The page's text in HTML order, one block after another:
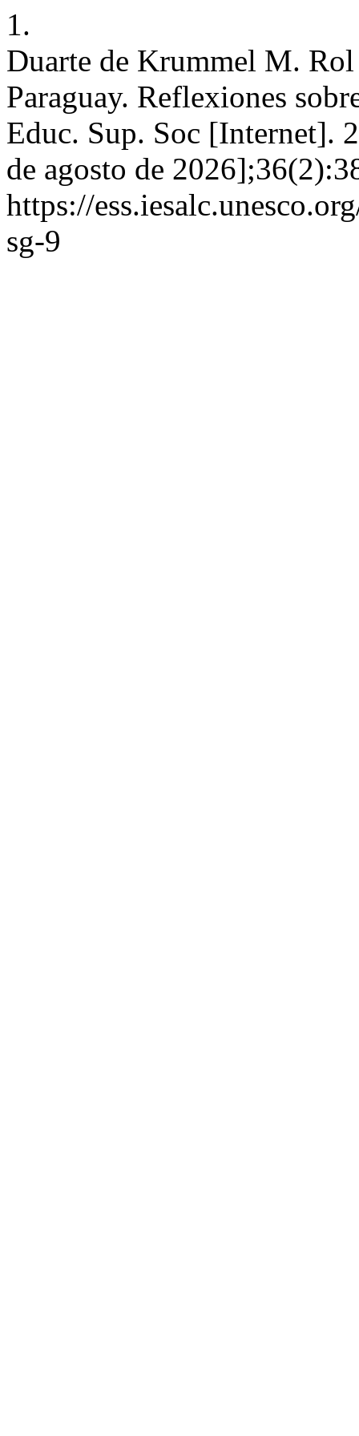
1.
Duarte de Krummel M.
Paraguay. Reflexiones
Educ. Sup. Soc [Internet].
de agosto de
https://
sg-9